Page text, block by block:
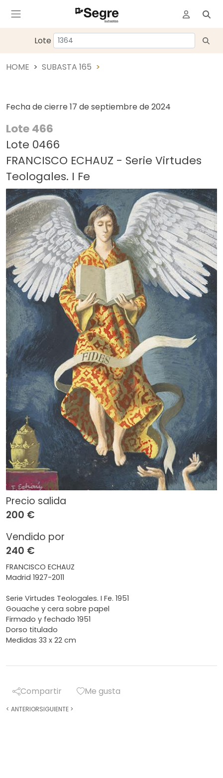
Lote
HOME SUBASTA 165
Fecha de cierre 17 de septiembre de 2024
Lote 466
Lote 0466
FRANCISCO ECHAUZ - Serie Virtudes
Teologales. I Fe
Precio salida
200 €
Vendido por
240 €
FRANCISCO ECHAUZ
Madrid 1927-2011
Serie Virtudes Teologales. I Fe. 1951
Gouache y cera sobre papel
Firmado y fechado 1951
Dorso titulado
Medidas 33 x 22 cm
Compartir Me gusta
< ANTERIORSIGUIENTE >